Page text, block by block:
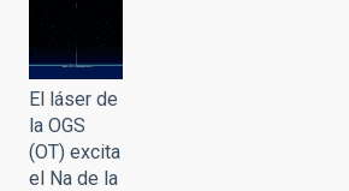
El láser de
la OGS
(OT) excita
el Na de la